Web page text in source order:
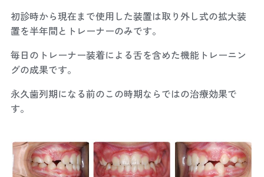
初診時から現在まで使用した装置は取り外し式の拡大装
置を半年間とトレーナーのみです。
毎日のトレーナー装着による舌を含めた機能トレーニン
グの成果です。
永久歯列期になる前のこの時期ならではの治療効果で
す。